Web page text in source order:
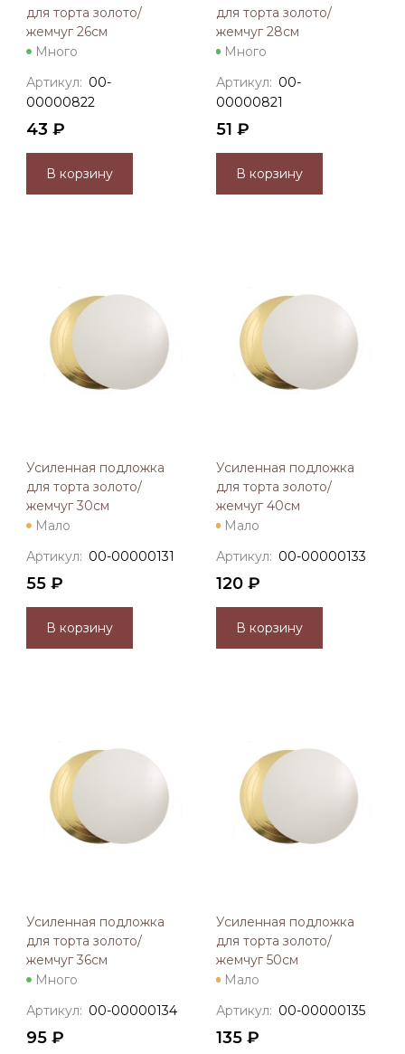
для торта золото/
жемчуг 26см
Много
Артикул: 00-
00000822
43 ₽
В корзину
для торта золото/
жемчуг 28см
Много
Артикул: 00-
00000821
51 ₽
В корзину
Усиленная подложка
для торта золото/
жемчуг 30см
Мало
Артикул: 00-00000131
55 ₽
В корзину
Усиленная подложка
для торта золото/
жемчуг 40см
Мало
Артикул: 00-00000133
120 ₽
В корзину
Усиленная подложка
для торта золото/
жемчуг 36см
Много
Артикул: 00-00000134
95 ₽
Усиленная подложка
для торта золото/
жемчуг 50см
Мало
Артикул: 00-00000135
135 ₽